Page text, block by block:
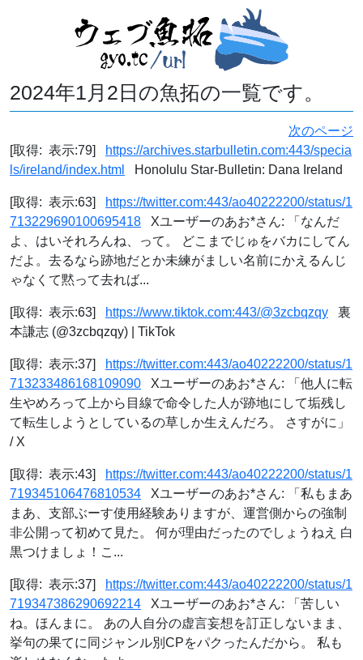
2024年1月2日の魚拓の一覧です。
次のページ
[取得: 表示:79]
https://archives.starbulletin.com:443/specia
ls/ireland/index.html
Honolulu Star-Bulletin: Dana Ireland
[取得: 表示:63]
https://twitter.com:443/ao40222200/status/1
713229690100695418 Xユーザーのあお*さん: 「なんだ
よ、はいそれろんね、って。 どこまでじゅをバカにしてん
だよ。去るなら跡地だとか未練がましい名前にかえるんじ
ゃなくて黙って去れば...
[取得: 表示:63] https://www.tiktok.com:443/@3zcbqzqy 裏
本謙志 (@3zcbqzqy) | TikTok
[取得: 表示:37]
https://twitter.com:443/ao40222200/status/1
713233486168109090 Xユーザーのあお*さん: 「他人に転
生やめろって上から目線で命令した人が跡地にして垢残し
て転生しようとしているの草しか生えんだろ。 さすがに」
/ X
[取得: 表示:43]
https://twitter.com:443/ao40222200/status/1
719345106476810534 Xユーザーのあお*さん: 「私もまあ
まあ、支部ぶーす使用経験ありますが、運営側からの強制
非公開って初めて見た。 何が理由だったのでしょうねえ 白
黒つけましょ！こ...
[取得: 表示:37]
https://twitter.com:443/ao40222200/status/1
719347386290692214 Xユーザーのあお*さん: 「苦しい
ね。ほんまに。 あの人自分の虚言妄想を訂正しないまま、
挙句の果てに同ジャンル別CPをパクったんだから。 私も